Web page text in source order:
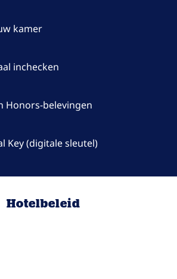
kamer
inchecken
Honors-belevingen
Key (digitale sleutel)
Hotelbeleid